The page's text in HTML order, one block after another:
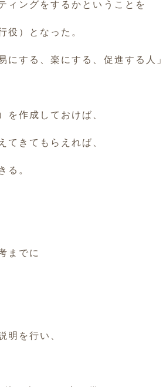
ィングをするかということを
役）となった。
にする、楽にする、促進する人」
を作成しておけば、
てきてもらえれば、
る。
までに
明を行い、